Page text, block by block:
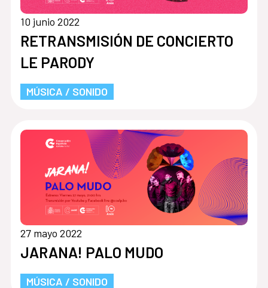
10 junio 2022
RETRANSMISIÓN DE CONCIERTO
LE PARODY
MÚSICA / SONIDO
27 mayo 2022
JARANA! PALO MUDO
MÚSICA / SONIDO